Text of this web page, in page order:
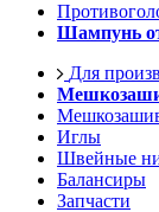
Шампунь от
Для
Иглы
Швейные
Балансиры
Запчасти